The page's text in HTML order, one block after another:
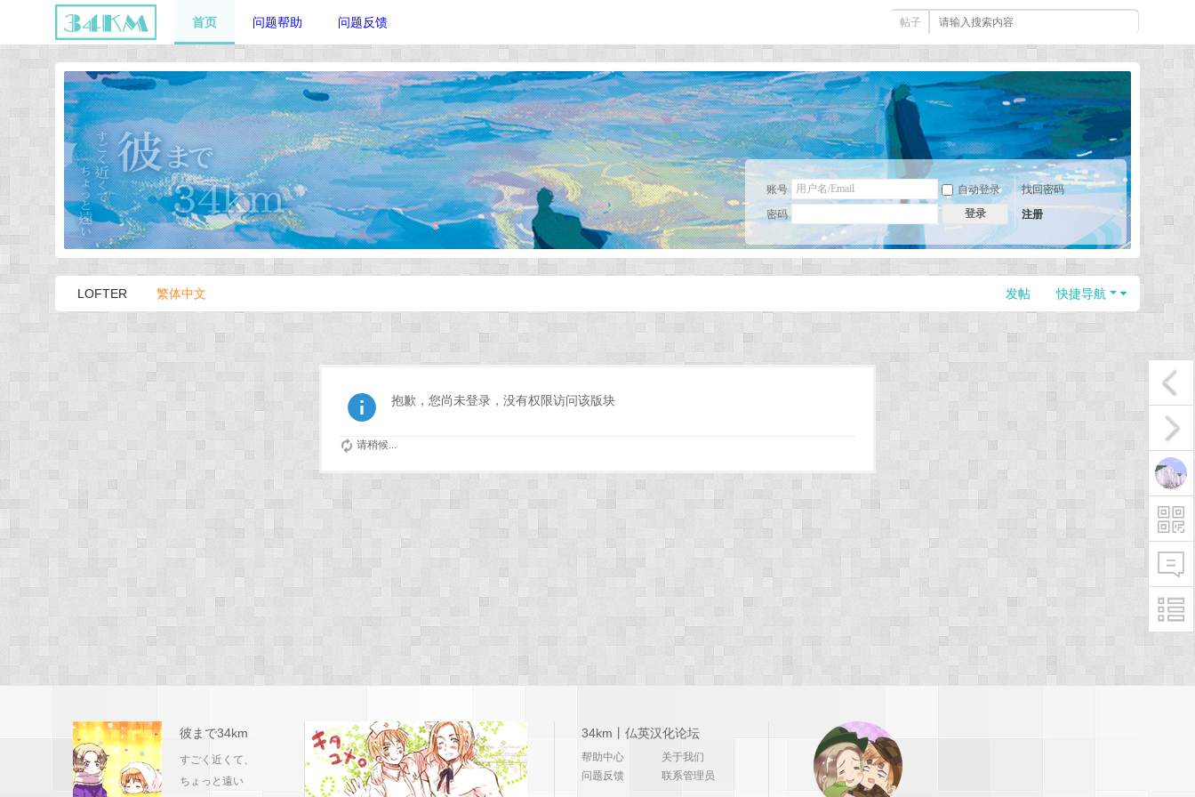
首页 问题帮助 问题反馈 帖子
账号 自动登录
找回密码
密码
登录 注册
快捷导航
发帖
LOFTER 繁体中文
抱歉，您尚未登录，没有权限访问该版块
请稍候...
彼まで34km
すごく近くて、
ちょっと遠い
34km丨仏英汉化论坛
帮助中心
关于我们
问题反馈
联系管理员